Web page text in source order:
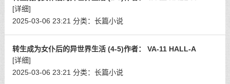
[详细]
2025-03-06 23:21 分类： 长篇小说
转生成为女仆后的异世界生活 (4-5)作者： VA-11 HALL-A
[详细]
2025-03-06 23:21 分类： 长篇小说